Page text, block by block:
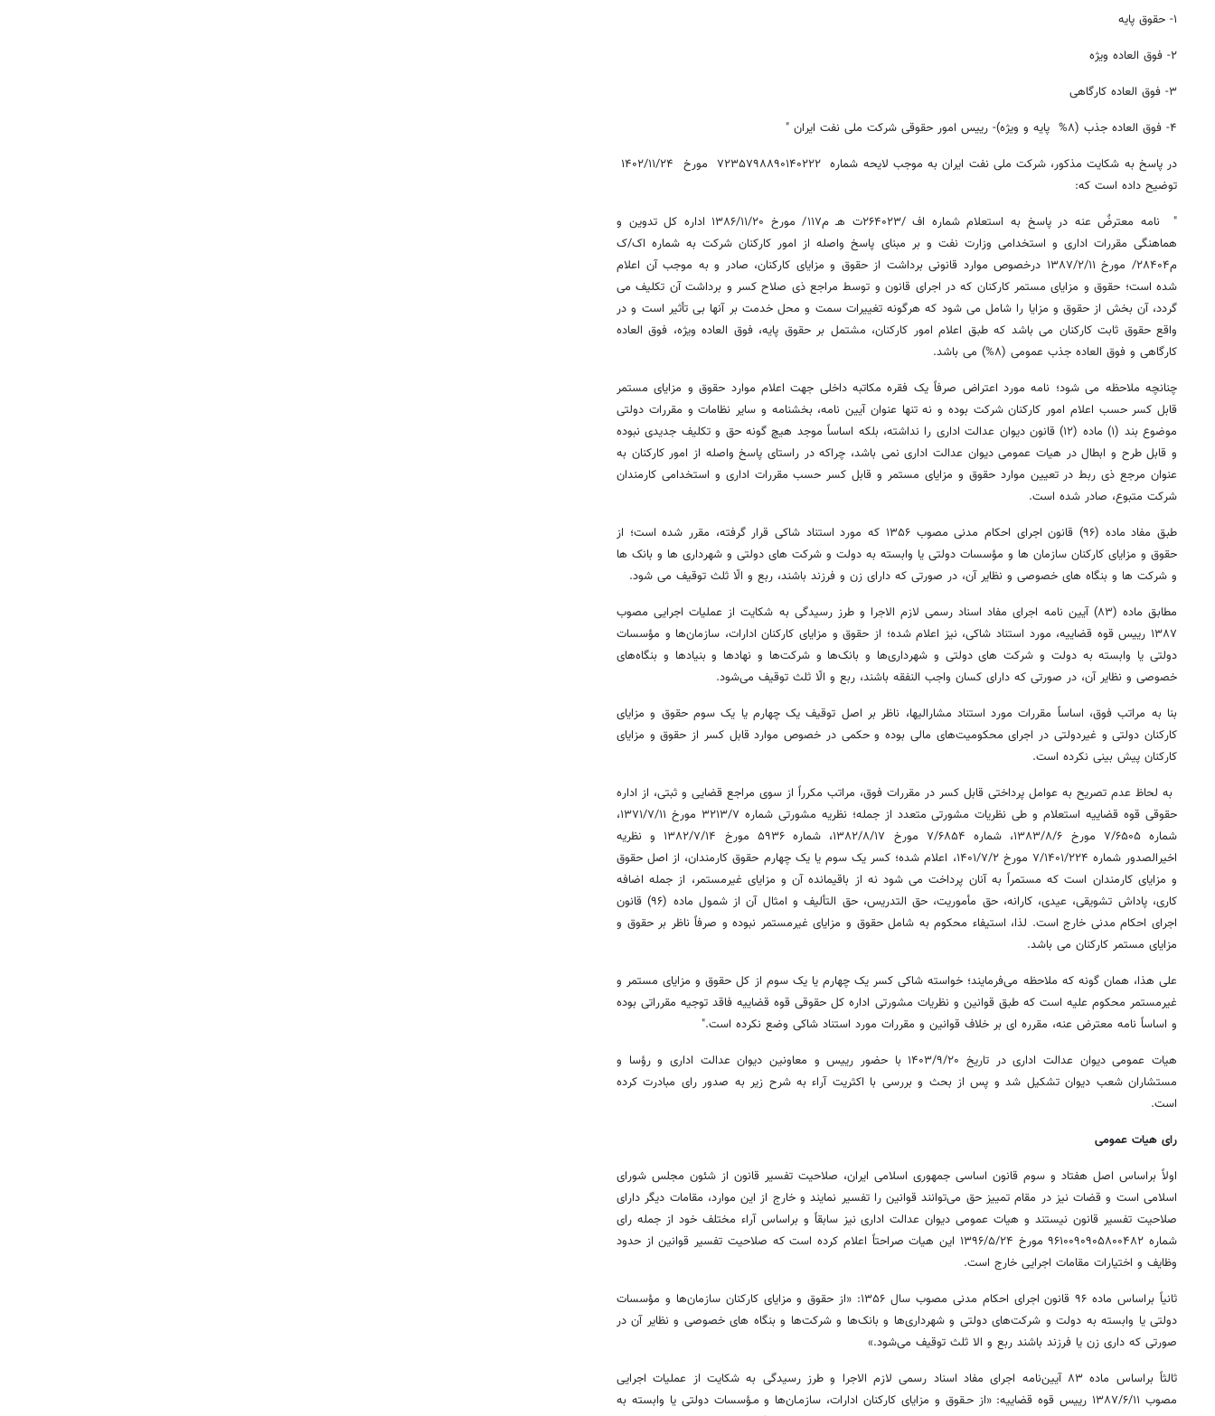
۱- حقوق پایه
۲- فوق العاده ویژه
۳- فوق العاده کارگاهی
۴- فوق العاده جذب (۸% پایه و ویژه)- رییس امور حقوقی شرکت ملی نفت ایران "
توضیح داده است که:
" نامه معترضٌ عنه در پاسخ به استعلام شماره اف /۲۶۴۰۲۳ت هـ م۱۱۷/ مورخ ۱۳۸۶/۱۱/۲۰ اداره کل تدوین و
هماهنگی مقررات اداری و استخدامی وزارت نفت و بر مبنای پاسخ واصله از امور کارکنان شرکت به شماره اک/ک
م۲۸۴۰۴/ مورخ ۱۳۸۷/۲/۱۱ درخصوص موارد قانونی برداشت از حقوق و مزایای کارکنان، صادر و به موجب آن اعلام
شده است؛ حقوق و مزایای مستمر کارکنان که در اجرای قانون و توسط مراجع ذی صلاح کسر و برداشت آن تکلیف می
گردد، آن بخش از حقوق و مزایا را شامل می شود که هرگونه تغییرات سمت و محل خدمت بر آنها بی تأثیر است و در
واقع حقوق ثابت کارکنان می باشد که طبق اعلام امور کارکنان، مشتمل بر حقوق پایه، فوق العاده ویژه، فوق العاده
کارگاهی و فوق العاده جذب عمومی (۸%) می باشد.
چنانچه ملاحظه می شود؛ نامه مورد اعتراض صرفاً یک فقره مکاتبه داخلی جهت اعلام موارد حقوق و مزایای مستمر
قابل کسر حسب اعلام امور کارکنان شرکت بوده و نه تنها عنوان آیین نامه، بخشنامه و سایر نظامات و مقررات دولتی
موضوع بند (۱) ماده (۱۲) قانون دیوان عدالت اداری را نداشته، بلکه اساساً موجد هیچ گونه حق و تکلیف جدیدی نبوده
و قابل طرح و ابطال در هیات عمومی دیوان عدالت اداری نمی باشد، چراکه در راستای پاسخ واصله از امور کارکنان به
عنوان مرجع ذی ربط در تعیین موارد حقوق و مزایای مستمر و قابل کسر حسب مقررات اداری و استخدامی کارمندان
شرکت متبوع، صادر شده است.
طبق مفاد ماده (۹۶) قانون اجرای احکام مدنی مصوب ۱۳۵۶ که مورد استناد شاکی قرار گرفته، مقرر شده است؛ از
حقوق و مزایای کارکنان سازمان ها و مؤسسات دولتی یا وابسته به دولت و شرکت های دولتی و شهرداری ها و بانک ها
و شرکت ها و بنگاه های خصوصی و نظایر آن، در صورتی که دارای زن و فرزند باشند، ربع و الّا ثلث توقیف می شود.
مطابق ماده (۸۳) آیین نامه اجرای مفاد اسناد رسمی لازم الاجرا و طرز رسیدگی به شکایت از عملیات اجرایی مصوب
۱۳۸۷ رییس قوه قضاییه، مورد استناد شاکی، نیز اعلام شده؛ از حقوق و مزایای کارکنان ادارات، سازمان‌ها و مؤسسات
دولتی یا وابسته به دولت و شرکت های دولتی و شهرداری‌ها و بانک‌ها و شرکت‌ها و نهادها و بنیادها و بنگاه‌های
خصوصی و نظایر آن، در صورتی که دارای کسان واجب النفقه باشند، ربع و الّا ثلث توقیف می‌شود.
بنا به مراتب فوق، اساساً مقررات مورد استناد مشارالیها، ناظر بر اصل توقیف یک چهارم یا یک سوم حقوق و مزایای
کارکنان دولتی و غیردولتی در اجرای محکومیت‌های مالی بوده و حکمی در خصوص موارد قابل کسر از حقوق و مزایای
کارکنان پیش بینی نکرده است.
به لحاظ عدم تصریح به عوامل پرداختی قابل کسر در مقررات فوق، مراتب مکرراً از سوی مراجع قضایی و ثبتی، از اداره
حقوقی قوه قضاییه استعلام و طی نظریات مشورتی متعدد از جمله؛ نظریه مشورتی شماره ۳۲۱۳/۷ مورخ ۱۳۷۱/۷/۱۱،
شماره ۷/۶۵۰۵ مورخ ۱۳۸۳/۸/۶، شماره ۷/۶۸۵۴ مورخ ۱۳۸۲/۸/۱۷، شماره ۵۹۳۶ مورخ ۱۳۸۲/۷/۱۴ و نظریه
اخیرالصدور شماره ۷/۱۴۰۱/۲۲۴ مورخ ۱۴۰۱/۷/۲، اعلام شده؛ کسر یک سوم یا یک چهارم حقوق کارمندان، از اصل حقوق
و مزایای کارمندان است که مستمراً به آنان پرداخت می شود نه از باقیمانده آن و مزایای غیرمستمر، از جمله اضافه
کاری، پاداش تشویقی، عیدی، کارانه، حق مأموریت، حق التدریس، حق التألیف و امثال آن از شمول ماده (۹۶) قانون
اجرای احکام مدنی خارج است. لذا، استیفاء محکوم‌ به شامل حقوق و مزایای غیرمستمر نبوده و صرفاً ناظر بر حقوق و
مزایای مستمر کارکنان می باشد.
علی هذا، همان گونه که ملاحظه می‌فرمایند؛ خواسته شاکی کسر یک چهارم یا یک سوم از کل حقوق و مزایای مستمر و
غیرمستمر محکوم علیه است که طبق قوانین و نظریات مشورتی اداره کل حقوقی قوه قضاییه فاقد توجیه مقرراتی بوده
و اساساً نامه معترض عنه، مقرره ای بر خلاف قوانین و مقررات مورد استناد شاکی وضع نکرده است."
هیات عمومی دیوان عدالت اداری در تاریخ ۱۴۰۳/۹/۲۰ با حضور رییس و معاونین دیوان عدالت اداری و رؤسا و
مستشاران شعب دیوان تشکیل شد و پس از بحث و بررسی با اکثریت آراء به شرح زیر به صدور رای مبادرت کرده
است.
رای هیات عمومی
اولاً براساس اصل هفتاد و سوم قانون اساسی جمهوری اسلامی ایران، صلاحیت تفسیر قانون از شئون مجلس شورای
اسلامی است و قضات نیز در مقام تمییز حق می‌توانند قوانین را تفسیر نمایند و خارج از این موارد، مقامات دیگر دارای
صلاحیت تفسیر قانون نیستند و هیات عمومی دیوان عدالت اداری نیز سابقاً و براساس آراء مختلف خود از جمله رای
شماره ۹۶۱۰۰۹۰۹۰۵۸۰۰۴۸۲ مورخ ۱۳۹۶/۵/۲۴ این هیات صراحتاً اعلام کرده است که صلاحیت تفسیر قوانین از حدود
وظایف و اختیارات مقامات اجرایی خارج است.
ثانیاً براساس ماده ۹۶ قانون اجرای احکام مدنی مصوب سال ۱۳۵۶: «از حقوق و مزایای کارکنان سازمان‌ها و مؤسسات
دولتی یا وابسته به دولت و شرکت‌های دولتی و شهرداری‌ها و بانک‌ها و شرکت‌ها و بنگاه های خصوصی و نظایر آن در
صورتی که داری زن یا فرزند باشند ربع و الا ثلث توقیف می‌شود.»
ثالثاً براساس ماده ۸۳ آیین‌نامه اجرای مفاد اسناد رسمی لازم الاجرا و طرز رسیدگی به شکایت از عملیات اجرایی
مصوب ۱۳۸۷/۶/۱۱ رییس قوه قضاییه: «از حـقوق و مزایای کارکنان ادارات، سازمـان‌ها و مـؤسسات دولتی یا وابسته به